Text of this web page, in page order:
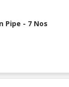
Pipe - 7 Nos